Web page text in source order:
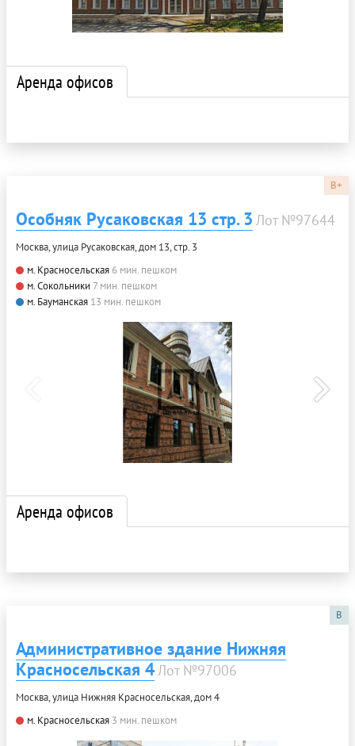
Аренда офисов
B+
Особняк Русаковская 13 стр. 3 Лот №97644
Москва, улица Русаковская, дом 13, стр. 3
м. Красносельская 6 мин. пешком
м. Сокольники 7 мин. пешком
м. Бауманская 13 мин. пешком
Аренда офисов
B
Административное здание Нижняя
Красносельская 4 Лот №97006
Москва, улица Нижняя Красносельская, дом 4
м. Красносельская 3 мин. пешком